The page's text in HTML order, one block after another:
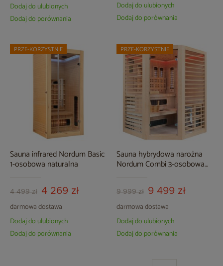
Dodaj do ulubionych
Dodaj do porównania
Dodaj do ulubionych
Dodaj do porównania
Sauna infrared Nordum Basic
1-osobowa naturalna
4 499 zł 4 269 zł
darmowa dostawa
PRZE-KORZYSTNIE
Dodaj do ulubionych
Dodaj do porównania
Sauna hybrydowa narożna
Nordum Combi 3-osobowa
9 999 zł 9 499 zł
darmowa dostawa
PRZE-KORZYSTNIE
Dodaj do ulubionych
Dodaj do porównania